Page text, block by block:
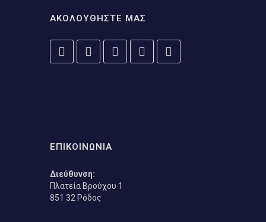
ΑΚΟΛΟΥΘΗΣΤΕ ΜΑΣ
ΕΠΙΚΟΙΝΩΝΙΑ
Διεύθυνση:
Πλατεία Βρούχου 1
851 32 Ρόδος